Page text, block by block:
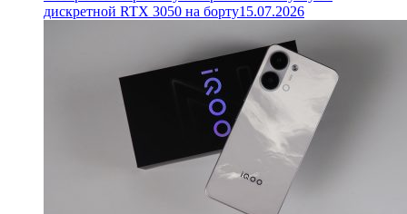
дискретной RTX 3050 на борту15.07.2026